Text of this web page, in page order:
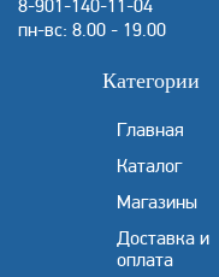
8-901-140-11-04
пн-вс: 8.00 - 19.00
Категории
Главная
Каталог
Магазины
Доставка и
оплата